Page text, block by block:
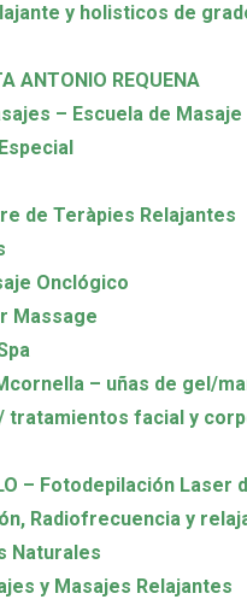
y holisticos de
ANTONIO REQUENA
– Escuela de Masaje
de Teràpies Relajantes
Onclógico
Massage
– uñas de gel/
tratamientos facial y
– Fotodepilación Laser
Radiofrecuencia y
Naturales
y Masajes Relajantes